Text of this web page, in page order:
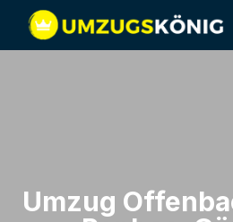
Umzug